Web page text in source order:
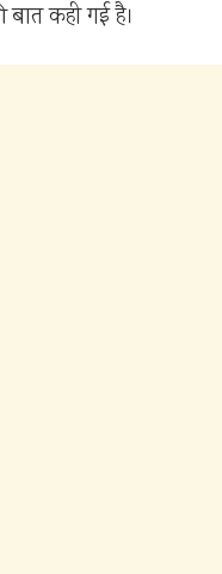
बात कही गई है।